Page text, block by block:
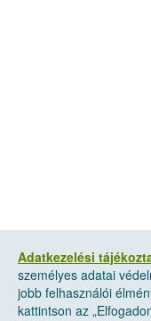
Adatkezelési
személyes adatai
jobb felhasználói
kattintson az